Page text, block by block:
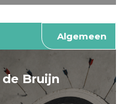
Algemeen
Bruijn